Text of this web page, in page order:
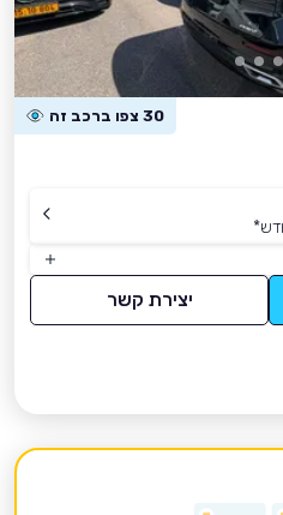
30 צפו ברכב זה
*
יצירת קשר